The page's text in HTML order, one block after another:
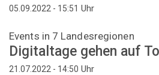
05.09.2022 - 15:51 Uhr
Events in 7 Landesregionen
Digitaltage gehen auf
21.07.2022 - 14:50 Uhr